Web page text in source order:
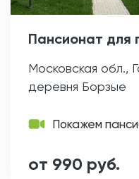
Пансионат для
Московская обл.,
деревня Борзые
Покажем
от 990 руб.